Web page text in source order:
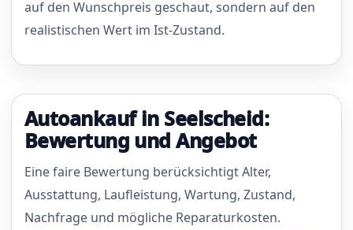
auf den Wunschpreis geschaut, sondern auf den
realistischen Wert im Ist-Zustand.
Autoankauf in Seelscheid:
Bewertung und Angebot
Eine faire Bewertung berücksichtigt Alter,
Ausstattung, Laufleistung, Wartung, Zustand,
Nachfrage und mögliche Reparaturkosten.